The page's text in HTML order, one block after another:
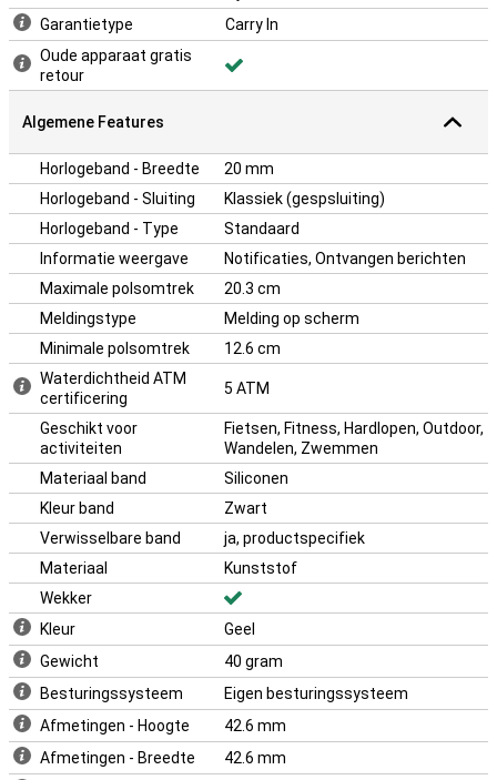
goed verbonden. Koppel je horloge met je iPhone of Android-
smartphone en ontvang WhatsApp-berichten, e-mails en
meldingen direct op je pols. Via LiveTrack kunnen vrienden en
familie je locatie volgen tijdens je training. De veiligheidsfunctie kan
lange batterijduur van maximaal 13 dagen in smartwatchmodus en
Garantietype
Carry In
Oude apparaat gratis
retour
Algemene Features
Horlogeband - Breedte
20 mm
Horlogeband - Sluiting
Klassiek (gespsluiting)
Horlogeband - Type
Standaard
Informatie weergave
Notificaties, Ontvangen berichten
Maximale polsomtrek
20.3 cm
Meldingstype
Melding op scherm
Minimale polsomtrek
12.6 cm
Waterdichtheid ATM
certificering
5 ATM
Geschikt voor
activiteiten
Fietsen, Fitness, Hardlopen, Outdoor,
Wandelen, Zwemmen
Materiaal band
Siliconen
Kleur band
Zwart
Verwisselbare band
ja, productspecifiek
Materiaal
Kunststof
Wekker
Kleur
Geel
Gewicht
40 gram
Besturingssysteem
Eigen besturingssysteem
Afmetingen - Hoogte
42.6 mm
Afmetingen - Breedte
42.6 mm